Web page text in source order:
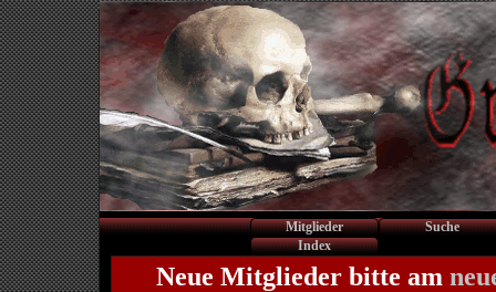
Mitglieder
Suche
Index
Neue Mitglieder bitte am